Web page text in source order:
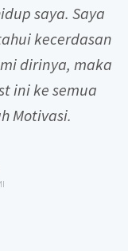
saya. Saya
kecerdasan
dirinya, maka
ini ke semua
Motivasi.